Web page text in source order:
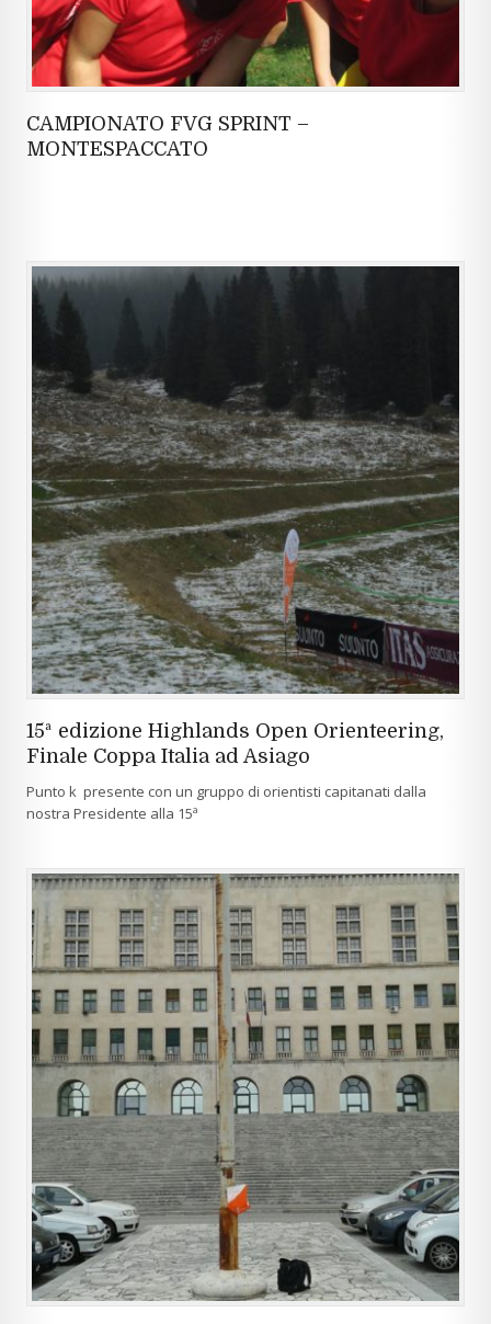
CAMPIONATO FVG SPRINT –
MONTESPACCATO
15ª edizione Highlands Open Orienteering,
Finale Coppa Italia ad Asiago
Punto k presente con un gruppo di orientisti capitanati dalla
nostra Presidente alla 15ª